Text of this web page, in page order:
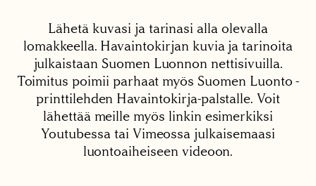
Lähetä kuvasi ja tarinasi alla olevalla
lomakkeella. Havaintokirjan kuvia ja tarinoita
julkaistaan Suomen Luonnon nettisivuilla.
Toimitus poimii parhaat myös Suomen Luonto -
printtilehden Havaintokirja-palstalle. Voit
lähettää meille myös linkin esimerkiksi
Youtubessa tai Vimeossa julkaisemaasi
luontoaiheiseen videoon.